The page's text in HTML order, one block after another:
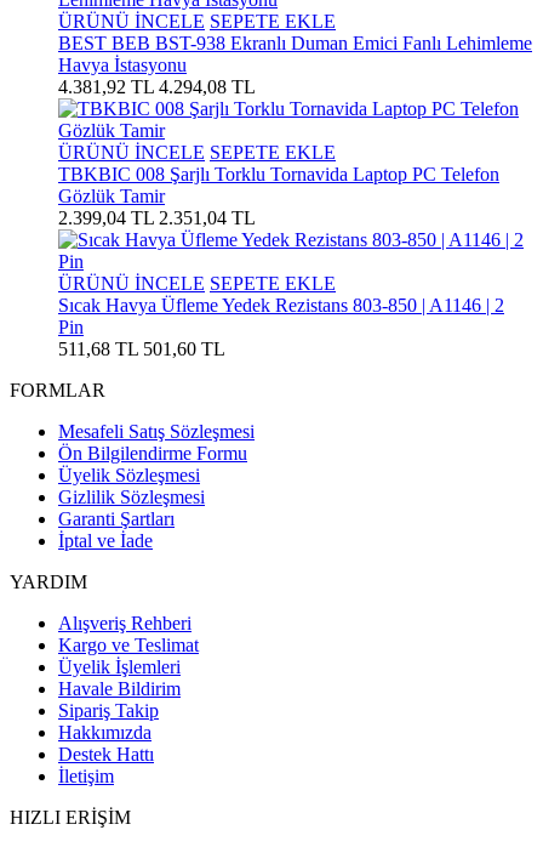
ÜRÜNÜ İNCELE SEPETE EKLE
BEST BEB BST-938 Ekranlı Duman Emici Fanlı Lehimleme
Havya İstasyonu
4.381,92 TL 4.294,08 TL
ÜRÜNÜ İNCELE SEPETE EKLE
TBKBIC 008 Şarjlı Torklu Tornavida Laptop PC Telefon
Gözlük Tamir
2.399,04 TL 2.351,04 TL
ÜRÜNÜ İNCELE SEPETE EKLE
Sıcak Havya Üfleme Yedek Rezistans 803-850 | A1146 | 2
Pin
511,68 TL 501,60 TL
FORMLAR
Mesafeli Satış Sözleşmesi
Ön Bilgilendirme Formu
Üyelik Sözleşmesi
Gizlilik Sözleşmesi
Garanti Şartları
İptal ve İade
YARDIM
Alışveriş Rehberi
Kargo ve Teslimat
Üyelik İşlemleri
Havale Bildirim
Sipariş Takip
Hakkımızda
Destek Hattı
İletişim
HIZLI ERİŞİM